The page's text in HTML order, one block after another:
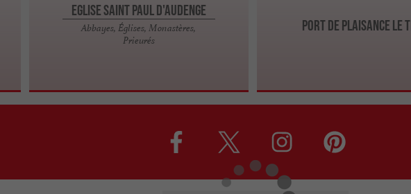
Eglise Saint Paul d'Audenge
Abbayes, Églises, Monastères,
Prieurés
Port de plaisance Le